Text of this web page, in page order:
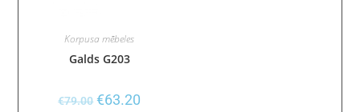
Korpusa mēbeles
Galds G203
€79.00 €63.20